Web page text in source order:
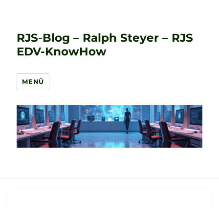
RJS-Blog – Ralph Steyer – RJS
EDV-KnowHow
MENÜ